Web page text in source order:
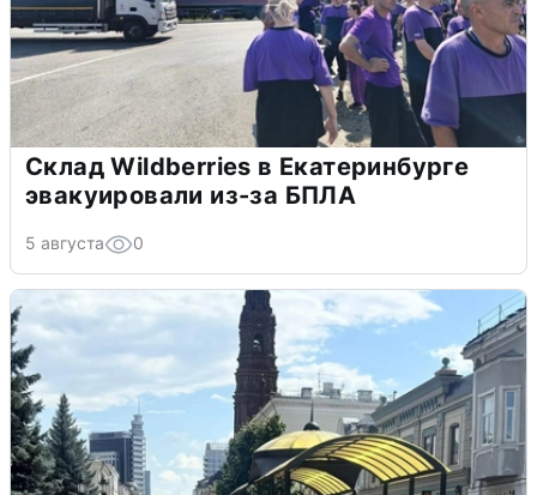
Склад Wildberries в Екатеринбурге
эвакуировали из-за БПЛА
5 августа 0